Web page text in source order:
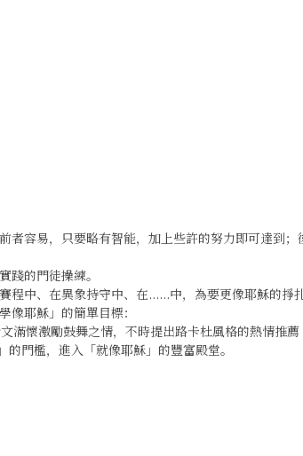
者容易，只要略有智能，加上些許的努力即可達到；
踐的門徒操練。
中、在異象持守中、在......中，為要更像耶穌的掙扎
耶穌」的簡單目標：
懷激勵鼓舞之情，不時提出路卡杜風格的熱情推薦
門檻，進入「就像耶穌」的豐富殿堂。